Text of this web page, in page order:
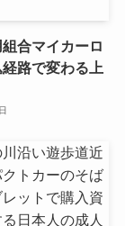
合マイカーロ
路で変わる上